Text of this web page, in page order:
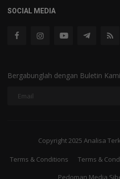
SOCIAL MEDIA
Bergabunglah dengan Buletin Kami
Copyright 2025 Analisa
Terms & Conditions Terms &